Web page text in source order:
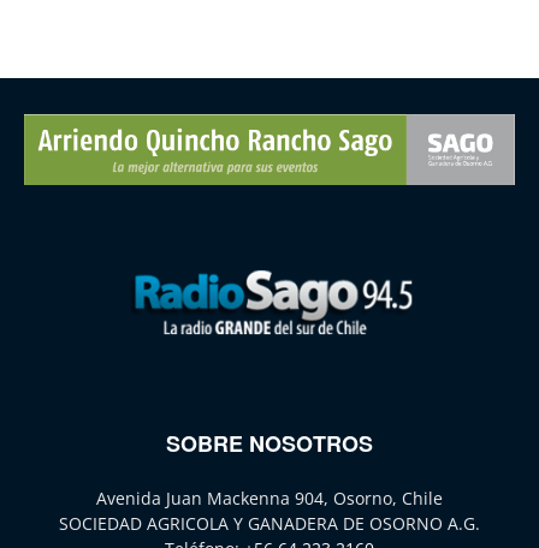
SOBRE NOSOTROS
Avenida Juan Mackenna 904, Osorno, Chile
SOCIEDAD AGRICOLA Y GANADERA DE OSORNO A.G.